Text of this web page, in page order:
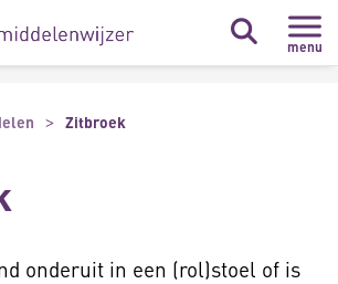
menu
Zitbroek
onderuit in een (rol)stoel of is